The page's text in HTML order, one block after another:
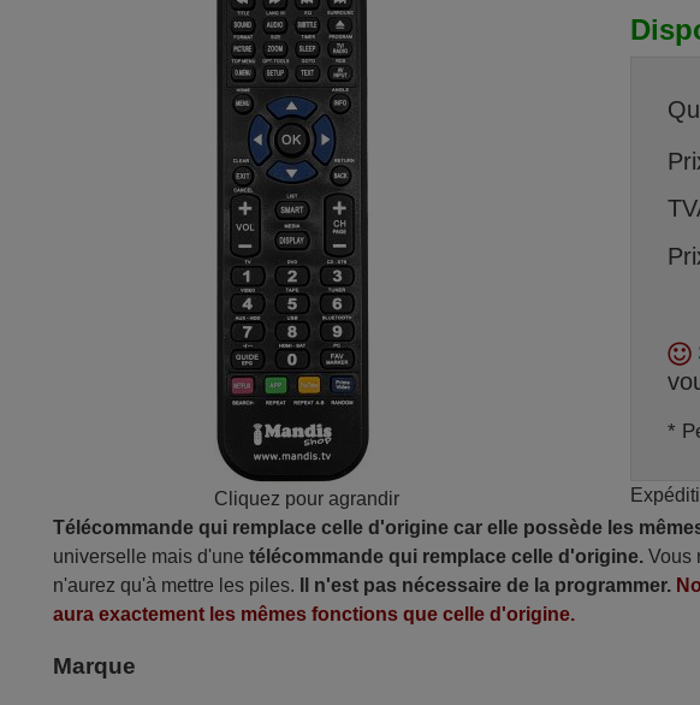
Cliquez pour agrandir
*
Télécommande qui remplace celle d'origine car elle possède les
universelle mais d'unetélécommande qui remplace celle d'origine. Vous
n'aurez qu'à mettre les piles.
Il n'est pas nécessaire de la programmer.
aura exactement les mêmes fonctions que celle d'origine.
Marque